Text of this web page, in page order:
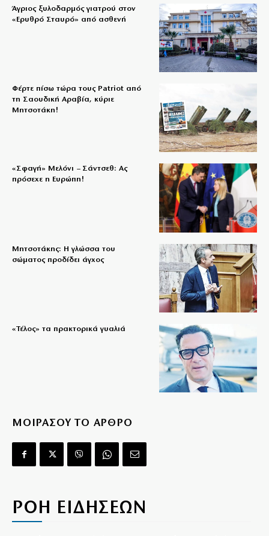
Άγριος ξυλοδαρμός γιατρού στον
«Ερυθρό Σταυρό» από ασθενή
Φέρτε πίσω τώρα τους Patriot από
τη Σαουδική Αραβία, κύριε
Μητσοτάκη!
«Σφαγή» Μελόνι – Σάντσεθ: Ας
πρόσεχε η Ευρώπη!
Μητσοτάκης: Η γλώσσα του
σώματος προδίδει άγχος
«Τέλος» τα πρακτορικά γυαλιά
ΜΟΙΡΑΣΟΥ ΤΟ ΑΡΘΡΟ
ΡΟΗ ΕΙΔΗΣΕΩΝ